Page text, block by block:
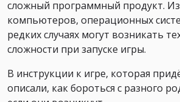
сложный программный продукт.
компьютеров, операционных
редких случаях могут возникать
сложности при запуске игры.
В инструкции к игре, которая
описали, как бороться с разного